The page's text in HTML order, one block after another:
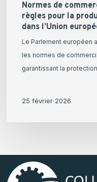
dans
l’Union
européenne
Normes de
règles pour la
dans l’Union
Le Parlement européen
les normes de
garantissant la
25 février 2026